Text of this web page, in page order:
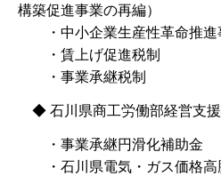
構築促進事業の再編）
・中小企業生産性革命推進
・賃上げ促進税制
・事業承継税制
◆ 石川県商工労働部経営支
・事業承継円滑化補助金
・石川県電気・ガス価格高